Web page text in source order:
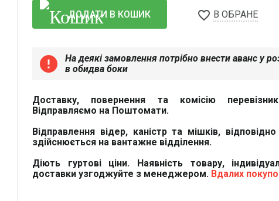
ДОДАТИ В КОШИК favorite_border В ОБРАНЕ
error
На деякі замовлення потрібно внести аванс у
в обидва боки
Доставку, повернення та комісію
Відправляємо на Поштомати.
Відправлення відер, каністр та мішків,
здійснюється на вантажне відділення.
Діють гуртові ціни. Наявність товару,
доставки узгоджуйте з менеджером. Вдалих